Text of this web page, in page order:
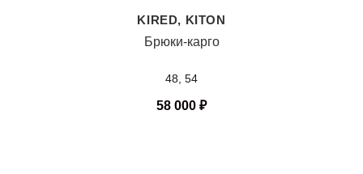
KIRED, KITON
Брюки-карго
48, 54
58 000 ₽